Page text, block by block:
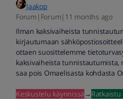
Jaakop
Forum|Forum|11 months ago
Ilman kaksivaiheista
kirjautumaan
ottaen suosittelemme
kaksivaiheista tunnistautumista,
saa pois Omaelisasta kohdasta
Keskustelu käynnissä →